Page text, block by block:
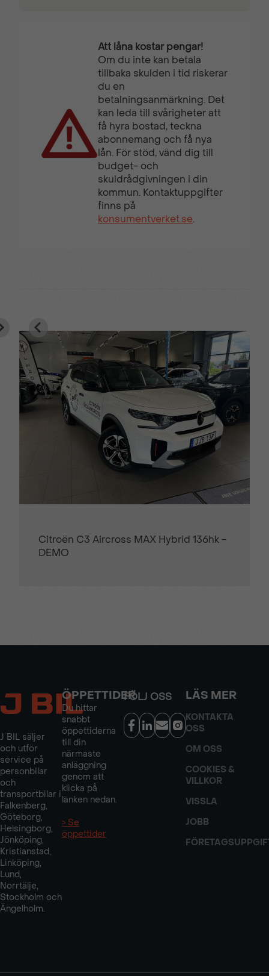
Trafikskyltsavläsning
Trådlös Apple
CarPlay®
Trådlös mobilladdare Trötthetsvarnare
Tygklädsel Grå Mistral
Uppvärmd
multifunktionsratt
Uppvärmda säten Utökad Lastkapacitet
Att låna kostar pengar!
Om du inte kan betala
tillbaka skulden i tid riskerar
du en
betalningsanmärkning. Det
kan leda till svårigheter att
få hyra bostad, teckna
abonnemang och få nya
lån. För stöd, vänd dig till
budget- och
skuldrådgivningen i din
kommun. Kontaktuppgifter
finns på
konsumentverket.se.
Citroën C3 Aircross MAX Hybrid 136hk -
DEMO
J BIL säljer
och utför
service på
personbilar
och
transportbilar i
Falkenberg,
Göteborg,
Helsingborg,
Jönköping,
Kristianstad,
Linköping,
Lund,
Norrtälje,
Stockholm och
Ängelholm.
ÖPPETTIDER
Du hittar
snabbt
öppettiderna
till din
närmaste
anläggning
genom att
klicka på
länken nedan.
> Se
öppettider
FÖLJ OSS LÄS MER
KONTAKTA
OSS
OM OSS
COOKIES &
VILLKOR
VISSLA
JOBB